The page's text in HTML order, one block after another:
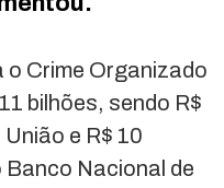
Crime Organizado
bilhões, sendo R$
e R$ 10
Banco Nacional de